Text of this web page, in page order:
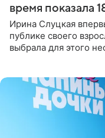
время показала
Ирина Слуцкая
публике своего
выбрала для этого